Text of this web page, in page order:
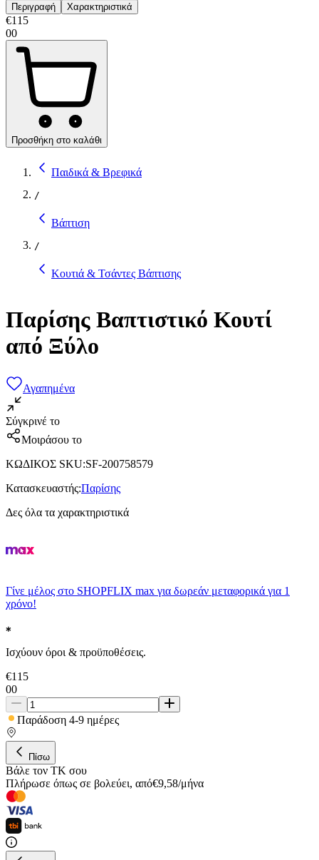
Περιγραφή Χαρακτηριστικά
€115
00
Προσθήκη στο καλάθι
Παιδικά & Βρεφικά
/
Βάπτιση
/
Κουτιά & Τσάντες Βάπτισης
Παρίσης Βαπτιστικό Κουτί
από Ξύλο
Αγαπημένα
Σύγκρινέ το
Μοιράσου το
ΚΩΔΙΚΟΣ SKU:SF-200758579
Κατασκευαστής:Παρίσης
Δες όλα τα χαρακτηριστικά
Γίνε μέλος στο SHOPFLIX max για δωρεάν μεταφορικά για 1
χρόνο!
Ισχύουν όροι & προϋποθέσεις.
€115
00
Παράδοση 4-9 ημέρες
Πίσω
Βάλε τον ΤΚ σου
Πλήρωσε όπως σε βολεύει, από€9,58/μήνα